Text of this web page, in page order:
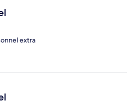
extra